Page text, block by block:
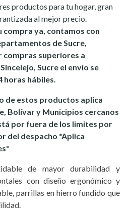
productos para tu hogar, gran
al mejor precio.
ya, contamos con
de Sucre,
superiores a
Sucre el envío se
horas hábiles.
de estos productos aplica
Bolívar y Municipios cercanos
por fuera de los limites por
del despacho *Aplica
de mayor durabilidad y
con diseño ergonómico y
parrillas en hierro fundido que